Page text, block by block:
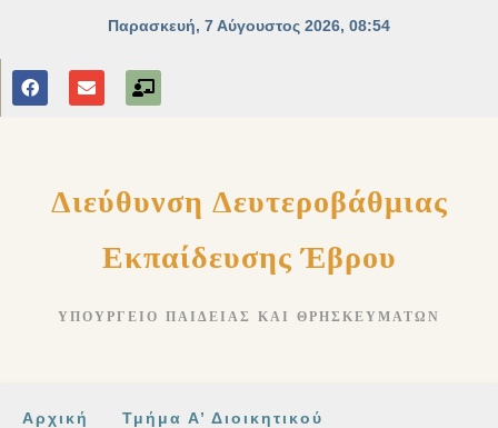
Διεύθυνση Δευτεροβάθμιας
Εκπαίδευσης Έβρου
ΥΠΟΥΡΓΕΊΟ ΠΑΙΔΕΊΑΣ ΚΑΙ ΘΡΗΣΚΕΥΜΆΤΩΝ
Αρχική Τμήμα Α’ Διοικητικού